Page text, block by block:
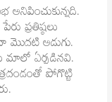
ప్రతిష్ఠలు
అడుగు.
మాలో ఏర్పడినవి.
పోగొట్టి